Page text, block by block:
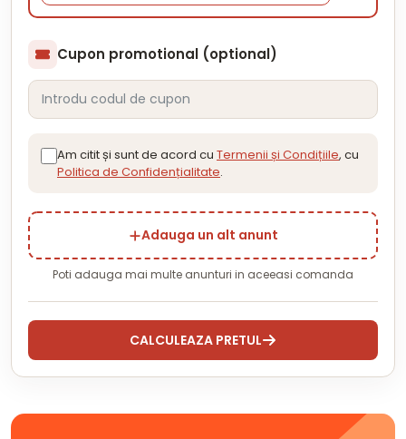
Cupon promotional (optional)
Am citit și sunt de acord cu Termenii și Condițiile, cu
Politica de Confidențialitate.
Adauga un alt anunt
Poti adauga mai multe anunturi in aceeasi comanda
CALCULEAZA PRETUL